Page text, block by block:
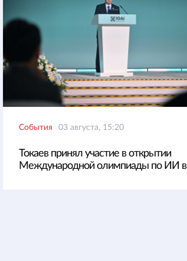
События 03 августа, 15:20
Токаев принял участие в открытии
Международной олимпиады по ИИ в